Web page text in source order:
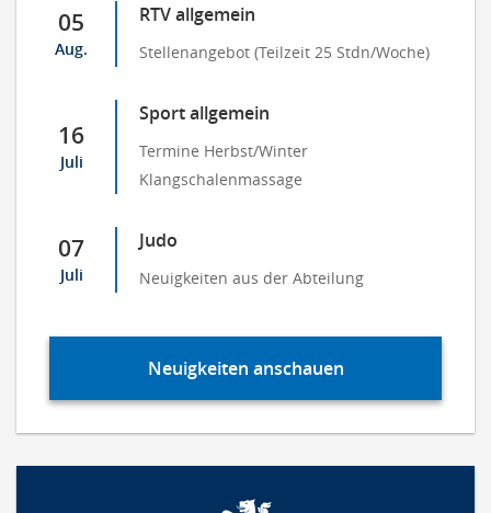
05
Aug.
RTV allgemein
Stellenangebot (Teilzeit 25 Stdn/Woche)
16
Juli
Sport allgemein
Termine Herbst/Winter
Klangschalenmassage
07
Juli
Judo
Neuigkeiten aus der Abteilung
Neuigkeiten anschauen